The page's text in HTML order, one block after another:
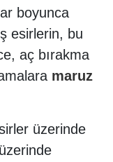
boyunca
esirlerin, bu
aç bırakma
maruz
üzerinde